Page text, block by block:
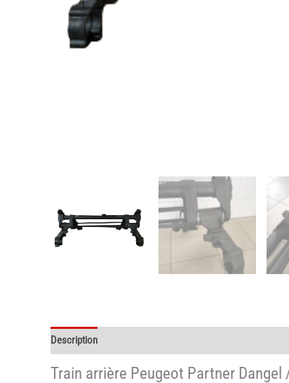
Description
Train arrière Peugeot Partner Dangel